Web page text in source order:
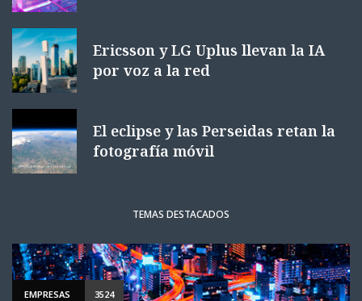
Ericsson y LG Uplus llevan la IA
por voz a la red
El eclipse y las Perseidas retan la
fotografía móvil
TEMAS DESTACADOS
EMPRESAS 3524